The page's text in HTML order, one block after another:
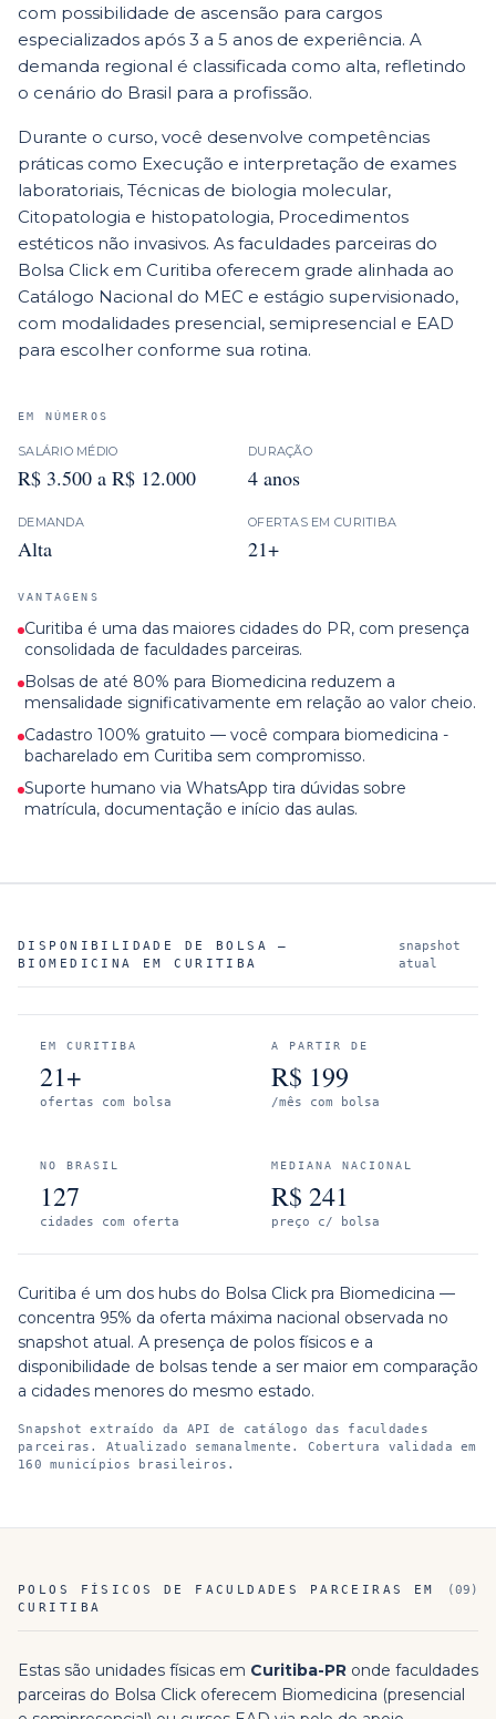
com possibilidade de ascensão para cargos
especializados após 3 a 5 anos de experiência. A
demanda regional é classificada como alta, refletindo
o cenário do Brasil para a profissão.
Durante o curso, você desenvolve competências
práticas como Execução e interpretação de exames
laboratoriais, Técnicas de biologia molecular,
Citopatologia e histopatologia, Procedimentos
estéticos não invasivos. As faculdades parceiras do
Bolsa Click em Curitiba oferecem grade alinhada ao
Catálogo Nacional do MEC e estágio supervisionado,
com modalidades presencial, semipresencial e EAD
para escolher conforme sua rotina.
EM NÚMEROS
SALÁRIO MÉDIO
R$ 3.500 a R$ 12.000
DURAÇÃO
4 anos
DEMANDA
Alta
OFERTAS EMCURITIBA
21+
VANTAGENS
Curitiba é uma das maiores cidades do PR, com presença
consolidada de faculdades parceiras.
Bolsas de até 80% para Biomedicina reduzem a
mensalidade significativamente em relação ao valor cheio.
Cadastro 100% gratuito — você compara biomedicina -
bacharelado em Curitiba sem compromisso.
Suporte humano via WhatsApp tira dúvidas sobre
matrícula, documentação e início das aulas.
DISPONIBILIDADE DE BOLSA —
BIOMEDICINA
EMCURITIBA
snapshot
atual
EM CURITIBA
21+
ofertas com bolsa
A PARTIR DE
R$ 199
/mês com bolsa
NO BRASIL
127
cidades com oferta
MEDIANA NACIONAL
R$ 241
preço c/ bolsa
Curitiba é um dos hubs do Bolsa Click pra Biomedicina —
concentra 95% da oferta máxima nacional observada no
snapshot atual. A presença de polos físicos e a
disponibilidade de bolsas tende a ser maior em comparação
a cidades menores do mesmo estado.
Snapshot extraído da API de catálogo das faculdades
parceiras. Atualizado semanalmente. Cobertura validada em
160 municípios brasileiros.
POLOS FÍSICOS DE FACULDADES PARCEIRAS EM
CURITIBA
(09 )
Estas são unidades físicas em Curitiba-PR onde faculdades
parceiras do Bolsa Click oferecem Biomedicina (presencial